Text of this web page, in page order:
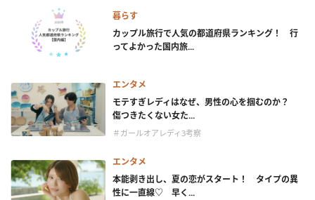
暮らす
カップル旅行で人気の都道府県ランキング！ 行
ってよかった国内旅...
エンタメ
モテすぎレディはなぜ、男性の心を掴むのか？
傷つきたくない女た...
＃ガールオアレディ3考察
エンタメ
本能剥き出し、夏の恋がスタート！ タイプの異
性に一直線♡ 早く...